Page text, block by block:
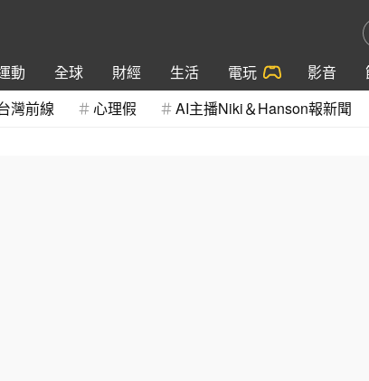
動 全球 財經 生活 電玩 影音
灣前線 心理假 AI主播Niki＆Hanson報新聞